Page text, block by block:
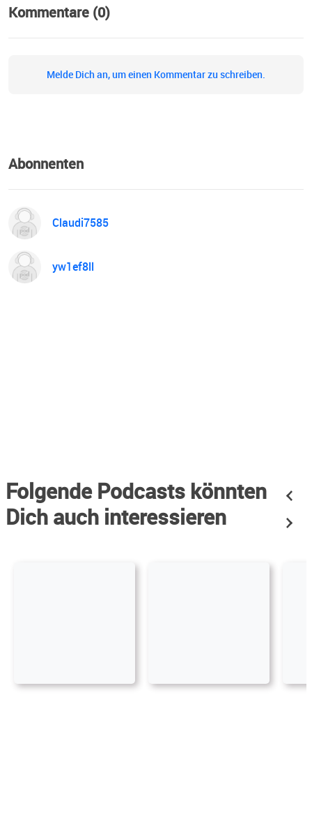
Kommentare (0)
Melde Dich an, um einen Kommentar zu schreiben.
Abonnenten
Claudi7585
yw1ef8ll
Folgende Podcasts könnten
Dich auch interessieren